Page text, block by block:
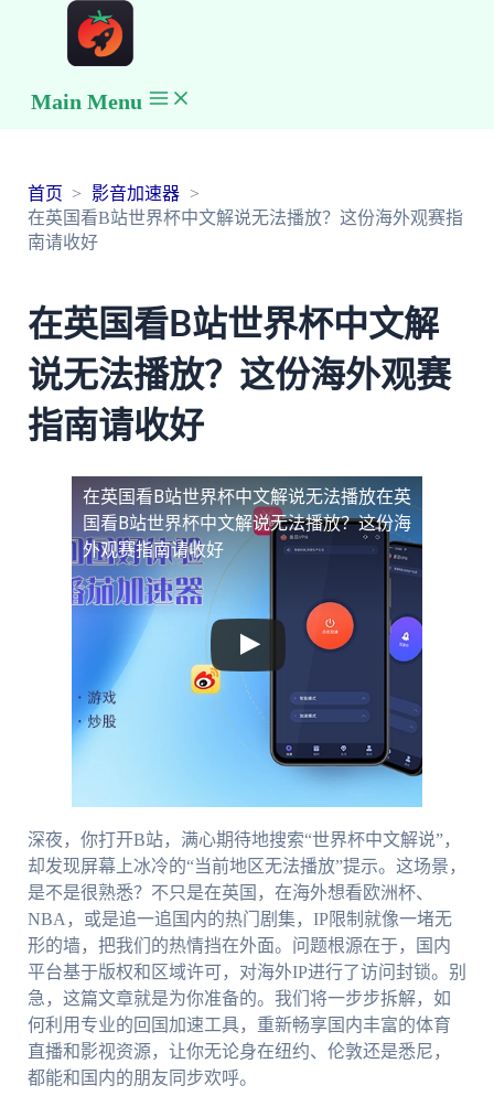
Main Menu
首页
影音加速器
在英国看B站世界杯中文解说无法播放？这份海外观赛指
南请收好
在英国看B站世界杯中文解
说无法播放？这份海外观赛
指南请收好
在英国看B站世界杯中文解说无法播放在英
国看B站世界杯中文解说无法播放？这份海
外观赛指南请收好
深夜，你打开B站，满心期待地搜索“世界杯中文解说”，
却发现屏幕上冰冷的“当前地区无法播放”提示。这场景，
是不是很熟悉？不只是在英国，在海外想看欧洲杯、
NBA，或是追一追国内的热门剧集，IP限制就像一堵无
形的墙，把我们的热情挡在外面。问题根源在于，国内
平台基于版权和区域许可，对海外IP进行了访问封锁。别
急，这篇文章就是为你准备的。我们将一步步拆解，如
何利用专业的回国加速工具，重新畅享国内丰富的体育
直播和影视资源，让你无论身在纽约、伦敦还是悉尼，
都能和国内的朋友同步欢呼。